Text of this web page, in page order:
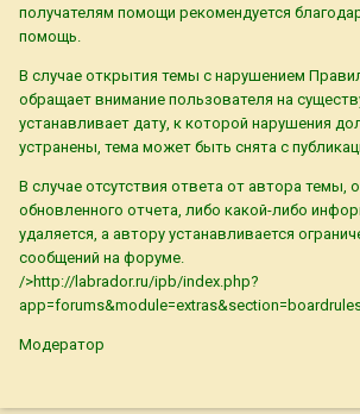
получателям помощи рекомендуется
помощь.
В случае открытия темы с нарушением
обращает внимание пользователя на
устанавливает дату, к которой нарушения
устранены, тема может быть снята с
В случае отсутствия ответа от автора темы,
обновленного отчета, либо какой-либо
удаляется, а автору устанавливается
сообщений на форуме.
/>http://labrador.ru/ipb/index.php?
Модератор